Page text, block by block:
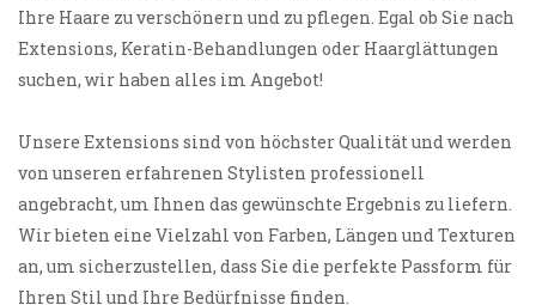
Ihre Haare zu verschönern und zu pflegen. Egal ob Sie nach
Extensions, Keratin-Behandlungen oder Haarglättungen
suchen, wir haben alles im Angebot!
Unsere Extensions sind von höchster Qualität und werden
von unseren erfahrenen Stylisten professionell
angebracht, um Ihnen das gewünschte Ergebnis zu liefern.
Wir bieten eine Vielzahl von Farben, Längen und Texturen
an, um sicherzustellen, dass Sie die perfekte Passform für
Ihren Stil und Ihre Bedürfnisse finden.